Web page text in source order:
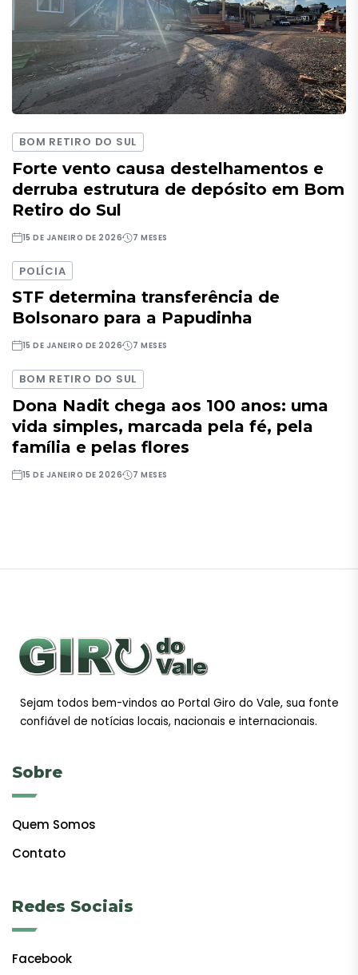
BOM RETIRO DO SUL
Forte vento causa destelhamentos e
derruba estrutura de depósito em Bom
Retiro do Sul
15 DE JANEIRO DE 2026 7 MESES
POLÍCIA
STF determina transferência de
Bolsonaro para a Papudinha
15 DE JANEIRO DE 2026 7 MESES
BOM RETIRO DO SUL
Dona Nadit chega aos 100 anos: uma
vida simples, marcada pela fé, pela
família e pelas flores
15 DE JANEIRO DE 2026 7 MESES
Sejam todos bem-vindos ao Portal Giro do Vale, sua fonte
confiável de notícias locais, nacionais e internacionais.
Sobre
Quem Somos
Contato
Redes Sociais
Facebook